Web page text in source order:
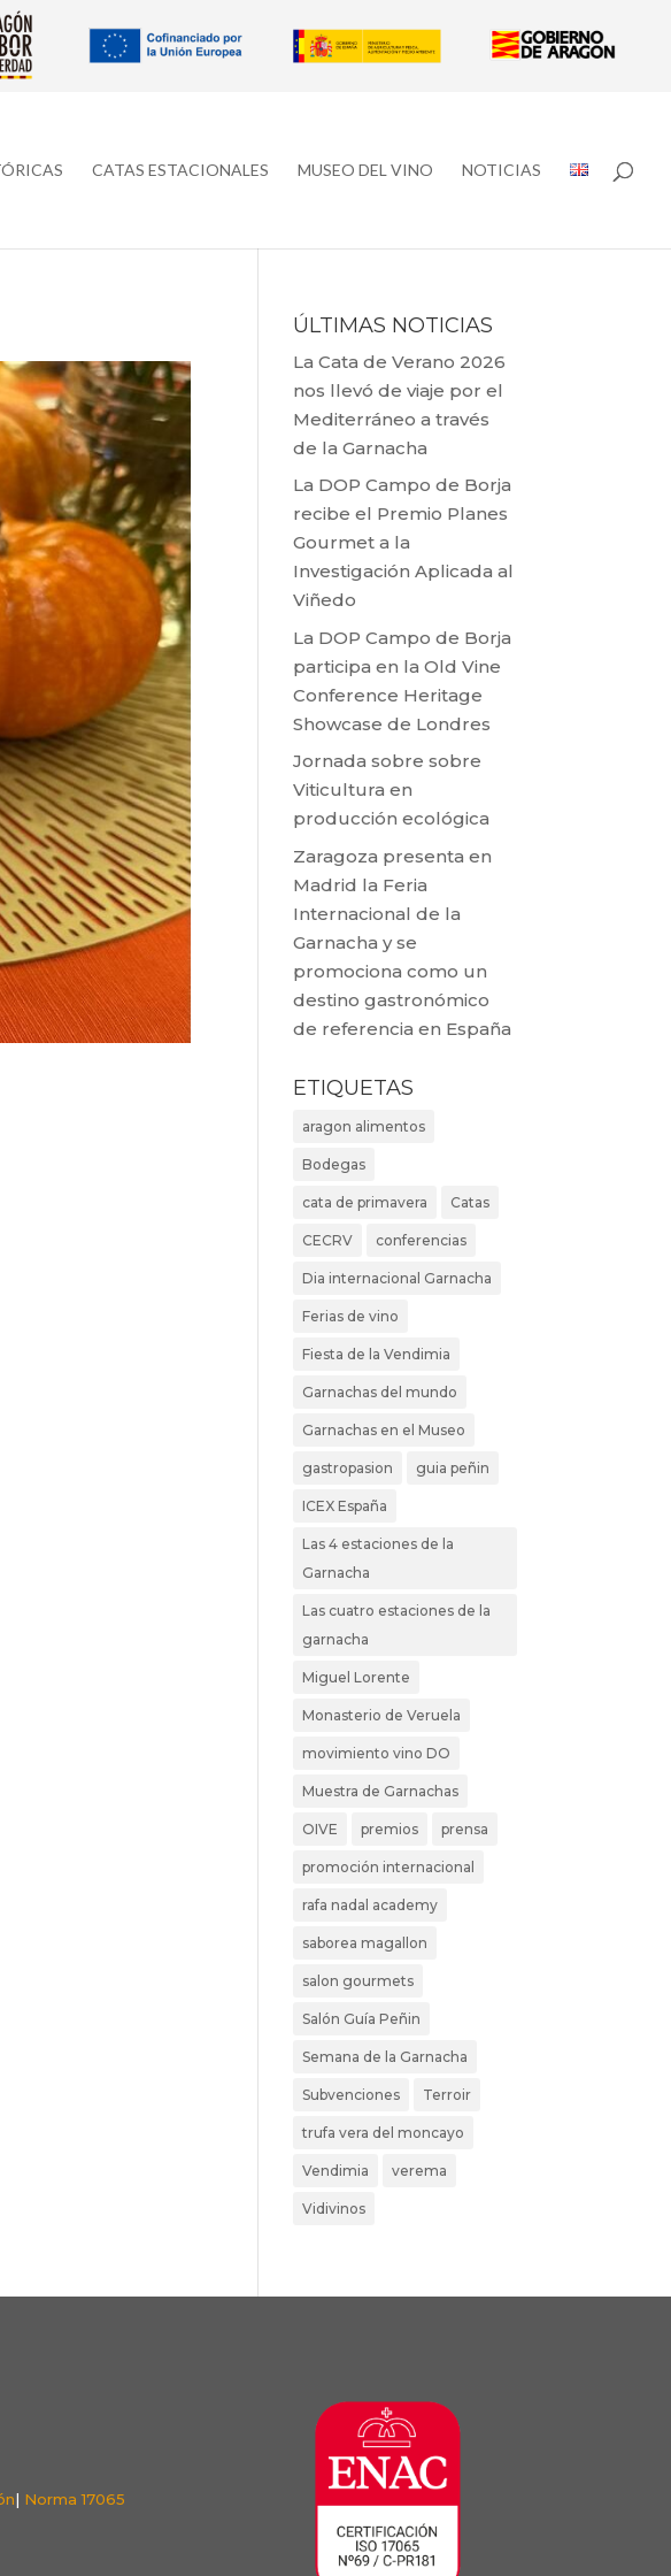
CATAS ESTACIONALES MUSEO DEL VINO NOTICIAS
ÚLTIMAS NOTICIAS
La Cata de Verano 2026
nos llevó de viaje por el
Mediterráneo a través
de la Garnacha
La DOP Campo de Borja
recibe el Premio Planes
Gourmet a la
Investigación Aplicada al
Viñedo
La DOP Campo de Borja
participa en la Old Vine
Conference Heritage
Showcase de Londres
Jornada sobre sobre
Viticultura en
producción ecológica
Zaragoza presenta en
Madrid la Feria
Internacional de la
Garnacha y se
promociona como un
destino gastronómico
de referencia en España
ETIQUETAS
aragon alimentos
Bodegas
cata de primavera Catas
CECRV conferencias
Dia internacional Garnacha
Ferias de vino
Fiesta de la Vendimia
Garnachas del mundo
Garnachas en el Museo
gastropasion guia peñin
ICEX España
Las 4 estaciones de la
Garnacha
Las cuatro estaciones de la
garnacha
Miguel Lorente
Monasterio de Veruela
movimiento vino DO
Muestra de Garnachas
OIVE premios prensa
promoción internacional
rafa nadal academy
saborea magallon
salon gourmets
Salón Guía Peñin
Semana de la Garnacha
Subvenciones Terroir
trufa vera del moncayo
Vendimia verema
Vidivinos
| Norma 17065